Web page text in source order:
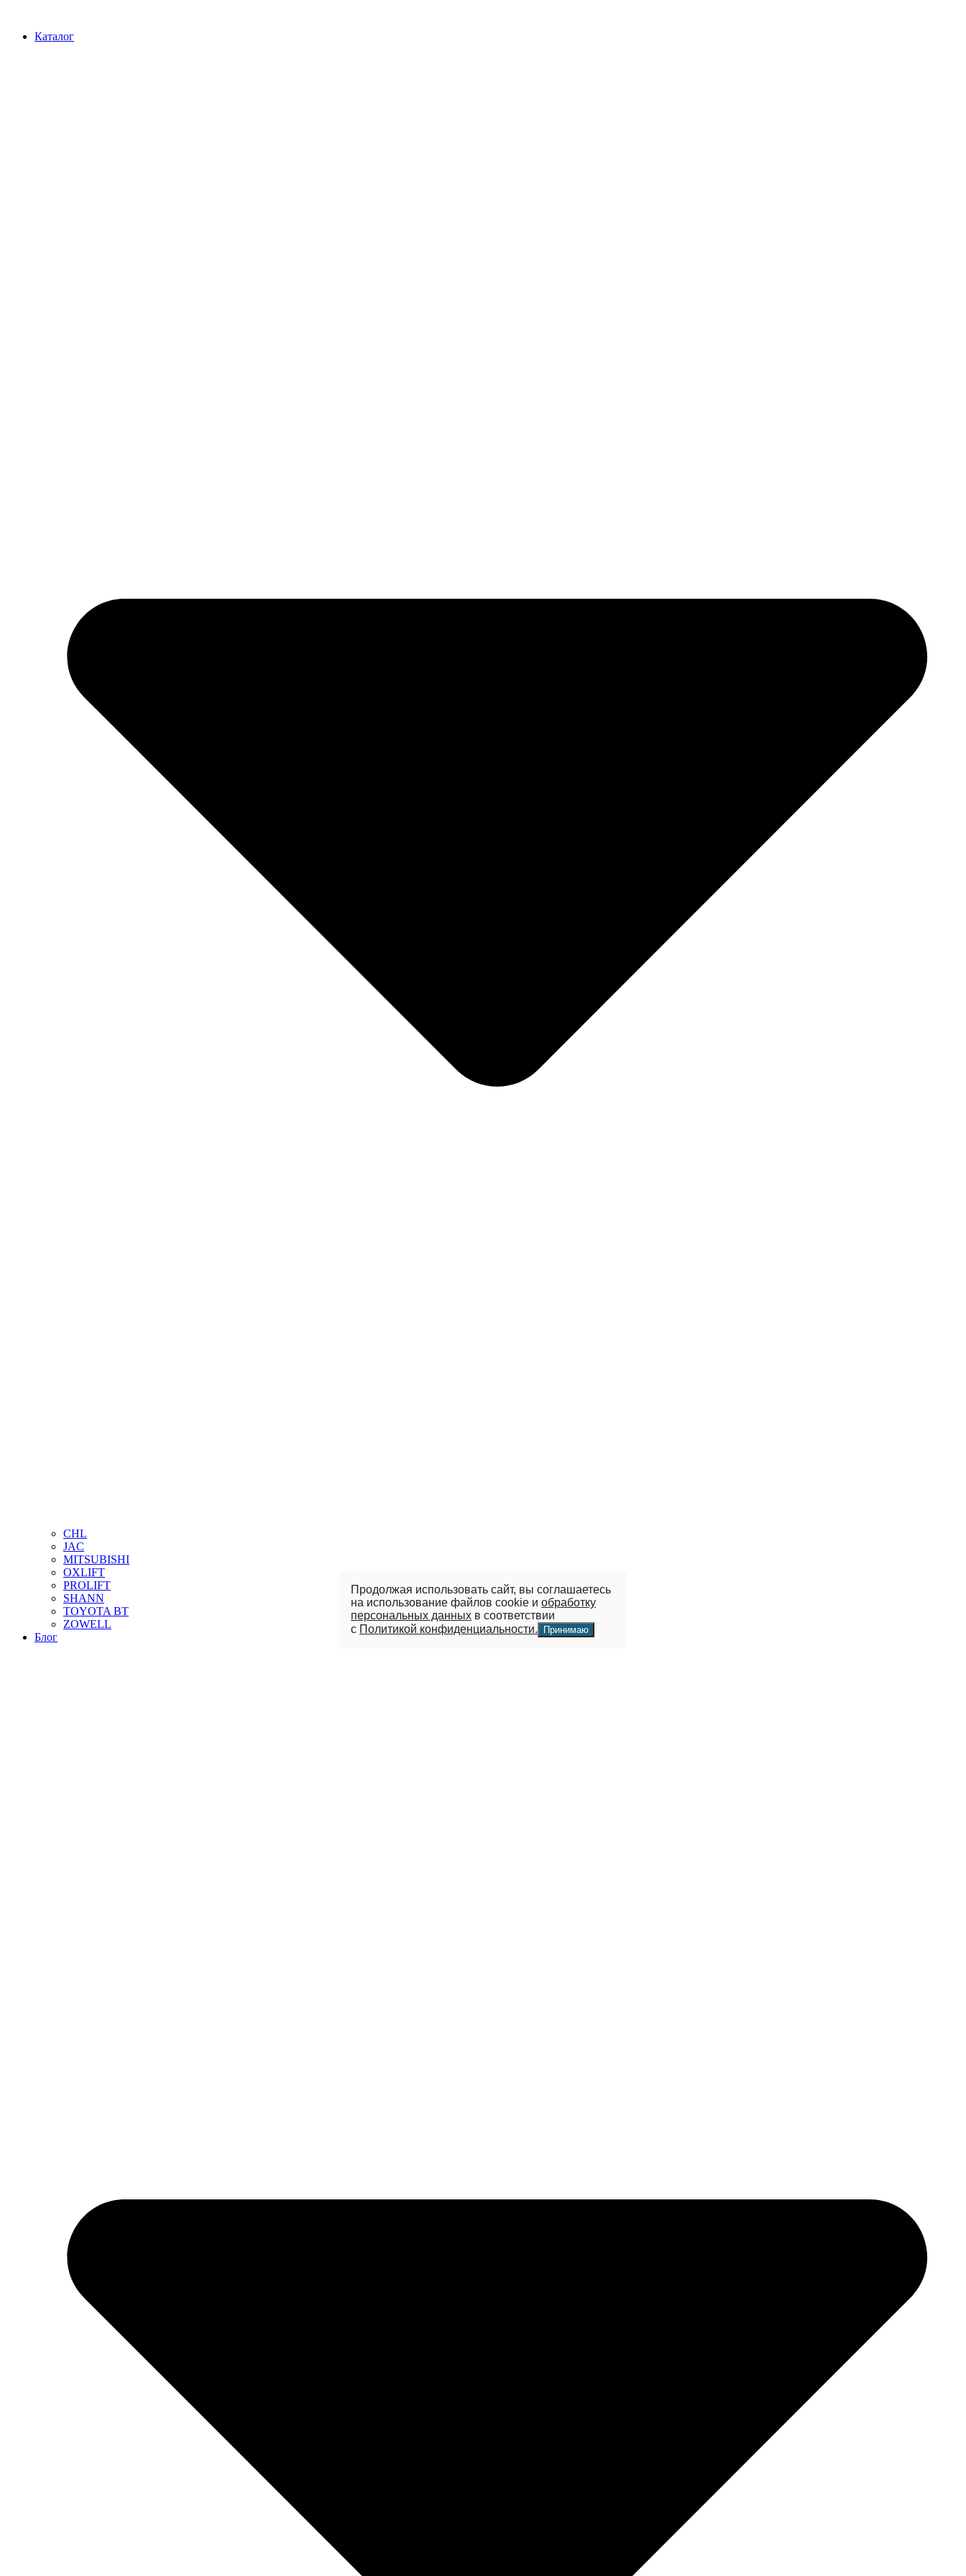
содержимому
Каталог
CHL
JAC
MITSUBISHI
OXLIFT
PROLIFT
SHANN
TOYOTA BT
ZOWELL
Блог
Продолжая использовать сайт, вы соглашаетесь
на использование файлов cookie и обработку
персональных данных в соответствии
с Политикой конфиденциальности. Принимаю